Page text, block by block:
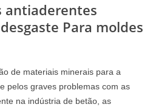
antiaderentes
Para moldes
de materiais minerais para a
pelos graves problemas com as
na indústria de betão, as